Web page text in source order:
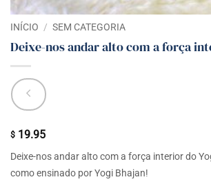
INÍCIO / SEM CATEGORIA
Deixe-nos andar alto com a força
$ 19.95
Deixe-nos andar alto com a força interior do
como ensinado por Yogi Bhajan!